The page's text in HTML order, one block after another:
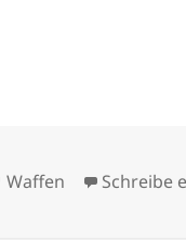
der Schützen
Schlagwörter
Waffen Schreibe